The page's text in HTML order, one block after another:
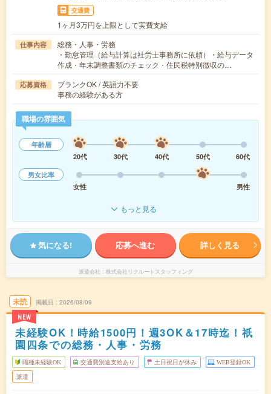
交通費
1ヶ月3万円を上限として実費支給
仕事内容
総務・人事・労務
・勤怠管理（給与計算は社労士事務所に依頼）・給与データ
作成・年末調整書類のチェック・住民税特別徴収の…
応募資格
ブランクOK / 英語力不要
事務の経験がある方
職場の雰囲気
年齢層
20代
30代 40代 50代
60代
男女比率
女性
男性
もっと見る
気になる! 応募へ進む 詳しく見る
派遣会社 株式会社リクルートスタッフィング
未読
NEW
掲載日 2026/08/09
未経験OK！時給1500円！週3OK＆17時迄！祇
園四条での総務・人事・労務
職種未経験OK 交通費別途支給あり 土日祝日が休み WEB登録OK
派遣